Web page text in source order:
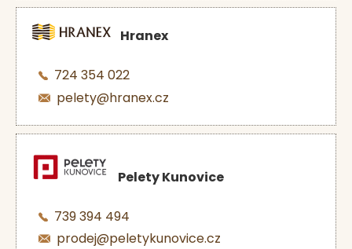
Hranex
724 354 022
pelety@hranex.cz
Pelety Kunovice
739 394 494
prodej@peletykunovice.cz